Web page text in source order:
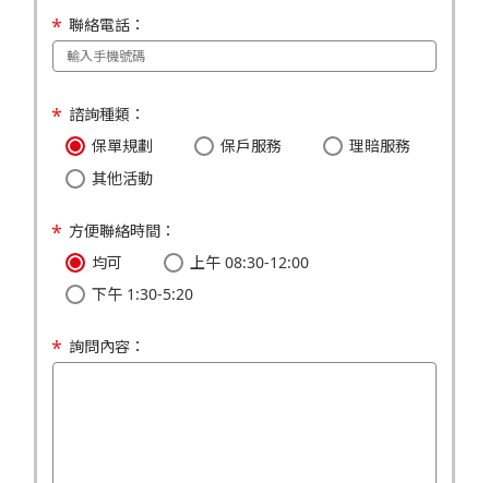
聯絡電話：
諮詢種類：
保單規劃
保戶服務
理賠服務
其他活動
方便聯絡時間：
均可
上午 08:30-12:00
下午 1:30-5:20
詢問內容：